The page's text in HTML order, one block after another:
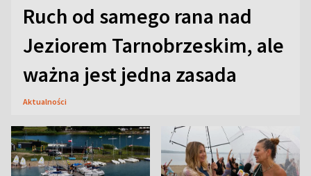
Ruch od samego rana nad
Jeziorem Tarnobrzeskim, ale
ważna jest jedna zasada
Aktualności